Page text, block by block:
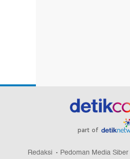
part of
Redaksi Pedoman Media Siber